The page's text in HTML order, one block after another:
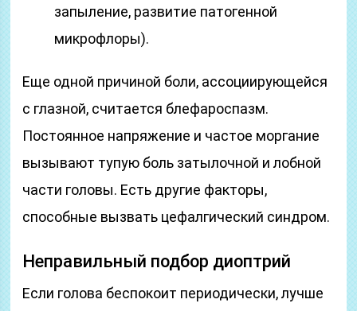
запыление, развитие патогенной
микрофлоры).
Еще одной причиной боли, ассоциирующейся
с глазной, считается блефароспазм.
Постоянное напряжение и частое моргание
вызывают тупую боль затылочной и лобной
части головы. Есть другие факторы,
способные вызвать цефалгический синдром.
Неправильный подбор диоптрий
Если голова беспокоит периодически, лучше